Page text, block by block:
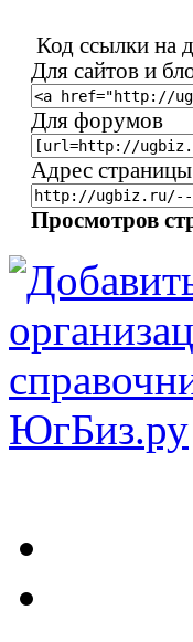
Код ссылки на
Для сайтов и
Для форумов
Адрес страницы
Просмотров